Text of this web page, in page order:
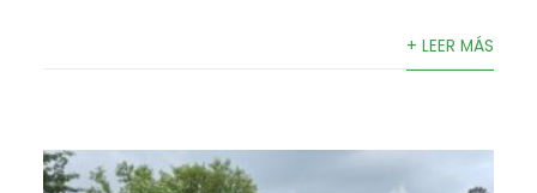
+ LEER MÁS